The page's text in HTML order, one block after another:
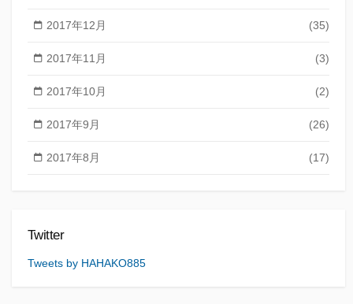
2017年12月 (35)
2017年11月 (3)
2017年10月 (2)
2017年9月 (26)
2017年8月 (17)
Twitter
Tweets by HAHAKO885